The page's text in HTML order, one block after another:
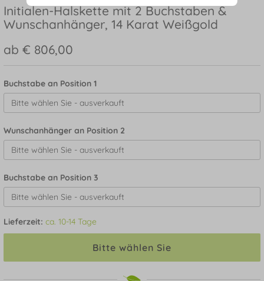
Initialen-Halskette mit 2 Buchstaben &
Wunschanhänger, 14 Karat Weißgold
ab € 806,00
Buchstabe an Position 1
Wunschanhänger an Position 2
Buchstabe an Position 3
Lieferzeit: ca. 10-14 Tage
Bitte wählen Sie